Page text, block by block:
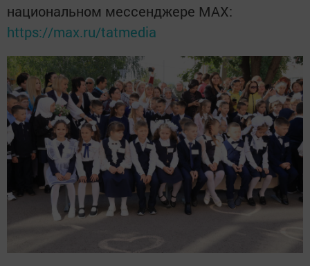
национальном мессенджере MАХ:
https://max.ru/tatmedia